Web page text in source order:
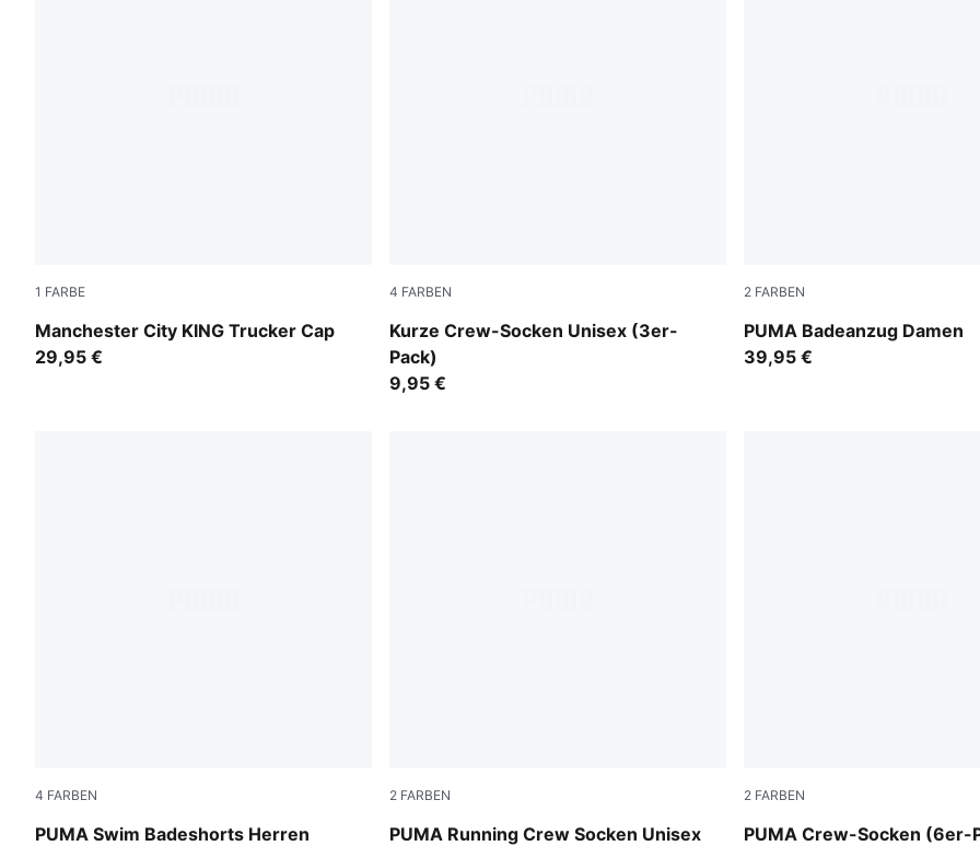
1 FARBE
Manchester City KING Trucker Cap
Speedy Blue-PUMA White
29,95 €
4 FARBEN
Kurze Crew-Socken Unisex (3er-
Pack)
white
9,95 €
2 FARBEN
PUMA Badeanzug Damen
pink / red
39,95 €
4 FARBEN
PUMA Swim Badeshorts Herren
red
2 FARBEN
PUMA Running Crew Socken Unisex
white
2 FARBEN
PUMA Crew-Socken (6er-
white